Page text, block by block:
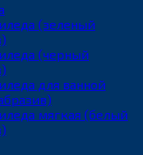
(зеленый
(черный
для ванной
мягкая (белый